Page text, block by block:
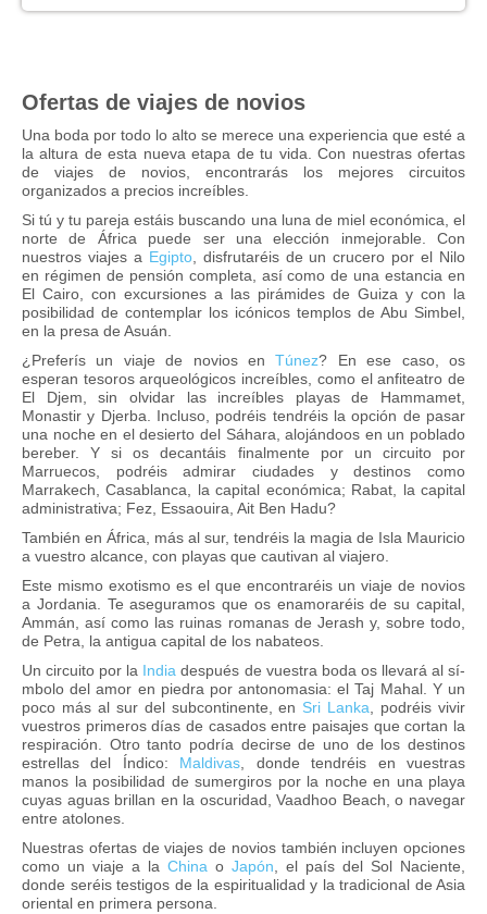
Ofertas de viajes de novios
Una boda por todo lo alto se merece una experiencia que esté a
la altura de esta nueva etapa de tu vida. Con nuestras ofertas
de viajes de novios, encontrarás los mejores circuitos
organizados a precios increí­bles.
Si tú y tu pareja estáis buscando una luna de miel económica, el
norte de África puede ser una elección inmejorable. Con
nuestros viajes a Egipto, disfrutaréis de un crucero por el Nilo
en régimen de pensión completa, así­ como de una estancia en
El Cairo, con excursiones a las pirámides de Guiza y con la
posibilidad de contemplar los icónicos templos de Abu Simbel,
en la presa de Asuán.
¿Preferí­s un viaje de novios en
Túnez? En ese caso, os
esperan tesoros arqueológicos increí­bles, como el anfiteatro de
El Djem, sin olvidar las increí­bles playas de Hammamet,
Monastir y Djerba. Incluso, podréis tendréis la opción de pasar
una noche en el desierto del Sáhara, alojándoos en un poblado
bereber. Y si os decantáis finalmente por un circuito por
Marruecos,
podréis admirar ciudades y destinos como
Marrakech, Casablanca, la capital económica; Rabat, la capital
administrativa; Fez, Essaouira, Ait Ben Hadu?
También en África, más al sur, tendréis la magia de Isla Mauricio
a vuestro alcance, con playas que cautivan al viajero.
Este mismo exotismo es el que encontraréis un viaje de novios
a Jordania. Te aseguramos que os enamoraréis de su capital,
Ammán, así­ como las ruinas romanas de Jerash y, sobre todo,
de Petra, la antigua capital de los nabateos.
Un circuito por la India después de vuestra boda os llevará al sí­
mbolo del amor en piedra por antonomasia: el Taj Mahal. Y un
poco más al sur del subcontinente, en Sri Lanka
podréis vivir
vuestros primeros dí­as de casados entre paisajes que cortan la
respiración. Otro tanto podrí­a decirse de uno de los destinos
estrellas del Índico: Maldivas
donde tendréis en vuestras
manos la posibilidad de sumergiros por la noche en una playa
cuyas aguas brillan en la oscuridad,Vaadhoo Beach , o navegar
entre atolones.
Nuestras ofertas de viajes de novios también incluyen opciones
como un viaje a la China o Japón
el paí­s del Sol Naciente,
donde seréis testigos de la espiritualidad y la tradicional de Asia
oriental en primera persona.